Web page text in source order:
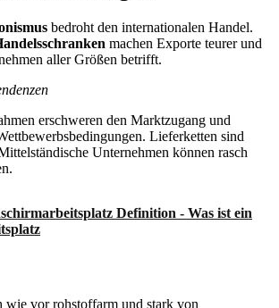
bedroht den internationalen Handel.
machen Exporte teurer und
aller Größen betrifft.
erschweren den Marktzugang und
Lieferketten sind
Unternehmen können rasch
Definition - Was ist ein
wie vor rohstoffarm und stark von